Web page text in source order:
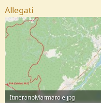
Allegati
ItinerarioMarmarole.jpg